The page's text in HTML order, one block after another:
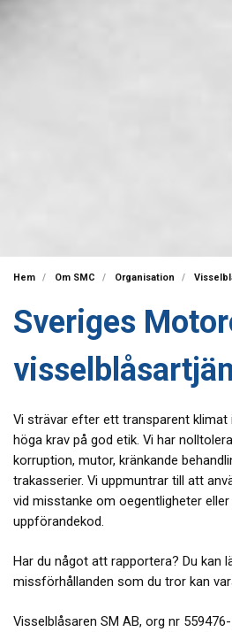
Hem Om SMC Organisation
Sveriges
Vi strävar efter ett transparent klimat
höga krav på god etik. Vi har
korruption, mutor, kränkande
trakasserier. Vi uppmuntrar till att
vid misstanke om oegentligheter
uppförandekod.
Har du något att rapportera? Du kan
missförhållanden som du tror kan
Visselblåsaren SM AB, org nr 559476-